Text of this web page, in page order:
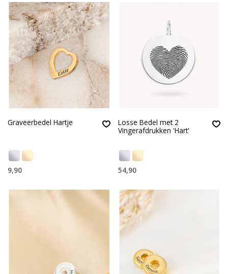
Graveerbedel Hartje
9,90
Losse Bedel met 2
Vingerafdrukken 'Hart'
54,90